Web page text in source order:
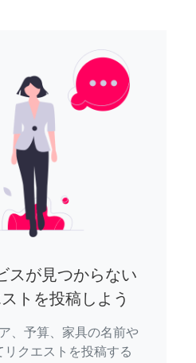
スが見つからない
トを投稿しよう
、予算、家具の名前や
クエストを投稿する